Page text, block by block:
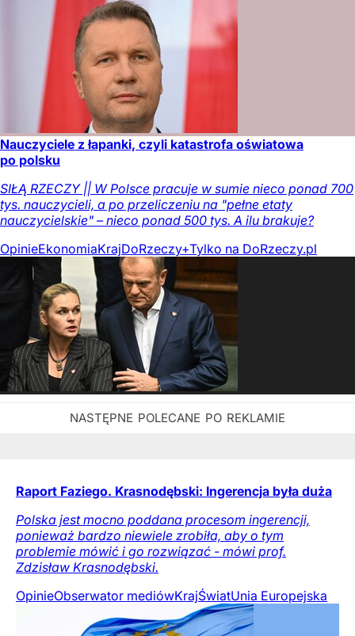
Nauczyciele z łapanki, czyli katastrofa oświatowa
po polsku
SIŁĄ RZECZY || W Polsce pracuje w sumie nieco ponad 700
tys. nauczycieli, a po przeliczeniu na "pełne etaty
nauczycielskie" – nieco ponad 500 tys. A ilu brakuje?
OpinieEkonomiaKrajDoRzeczy+Tylko na DoRzeczy.pl
Raport Faziego. Krasnodębski: Ingerencja była duża
Polska jest mocno poddana procesom ingerencji,
ponieważ bardzo niewiele zrobiła, aby o tym
problemie mówić i go rozwiązać - mówi prof.
Zdzisław Krasnodębski.
OpinieObserwator mediówKrajŚwiatUnia Europejska